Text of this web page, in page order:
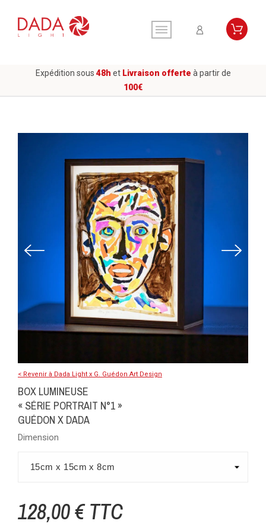
Expédition sous 48h et Livraison offerte à partir de
100€
< Revenir à Dada Light x G. Guédon Art Design
BOX LUMINEUSE
« SÉRIE PORTRAIT N°1 »
GUÉDON X DADA
Dimension
128,00 € TTC